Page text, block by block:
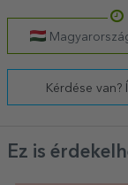
Kérdése
Ez is